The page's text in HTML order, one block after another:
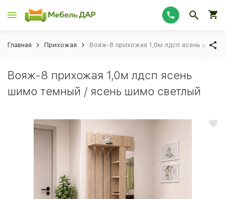
Главная Прихожая Вояж-8 прихожая 1,0м лдсп ясень шимо
Вояж-8 прихожая 1,0м лдсп ясень
шимо темный / ясень шимо светлый